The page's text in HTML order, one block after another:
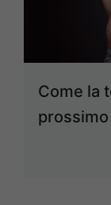
Come la